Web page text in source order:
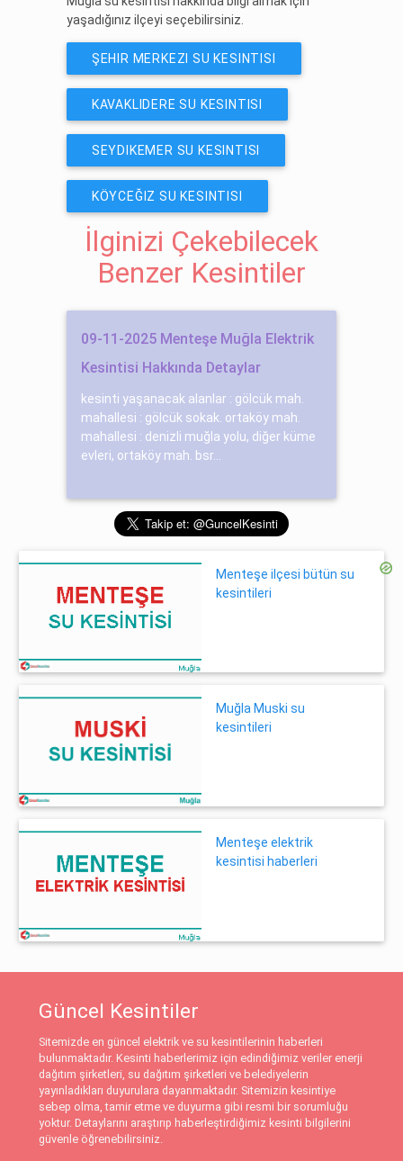
yaşadığınız ilçeyi seçebilirsiniz.
ŞEHIR MERKEZI SU KESINTISI
KAVAKLIDERE SU KESINTISI
SEYDIKEMER SU KESINTISI
KÖYCEĞIZ SU KESINTISI
İlginizi Çekebilecek
Benzer Kesintiler
09-11-2025 Menteşe Muğla Elektrik
Kesintisi Hakkında Detaylar
kesinti yaşanacak alanlar : gölcük mah.
mahallesi : gölcük sokak. ortaköy mah.
mahallesi : denizli muğla yolu, diğer küme
evleri, ortaköy mah. bsr...
Menteşe ilçesi bütün su
kesintileri
Muğla Muski su
kesintileri
Menteşe elektrik
kesintisi haberleri
Güncel Kesintiler
Sitemizde en güncel elektrik ve su kesintilerinin haberleri
bulunmaktadır. Kesinti haberlerimiz için edindiğimiz veriler enerji
dağıtım şirketleri, su dağıtım şirketleri ve belediyelerin
yayınladıkları duyurulara dayanmaktadır. Sitemizin kesintiye
sebep olma, tamir etme ve duyurma gibi resmi bir sorumluğu
yoktur. Detaylarını araştırıp haberleştirdiğimiz kesinti bilgilerini
güvenle öğrenebilirsiniz.